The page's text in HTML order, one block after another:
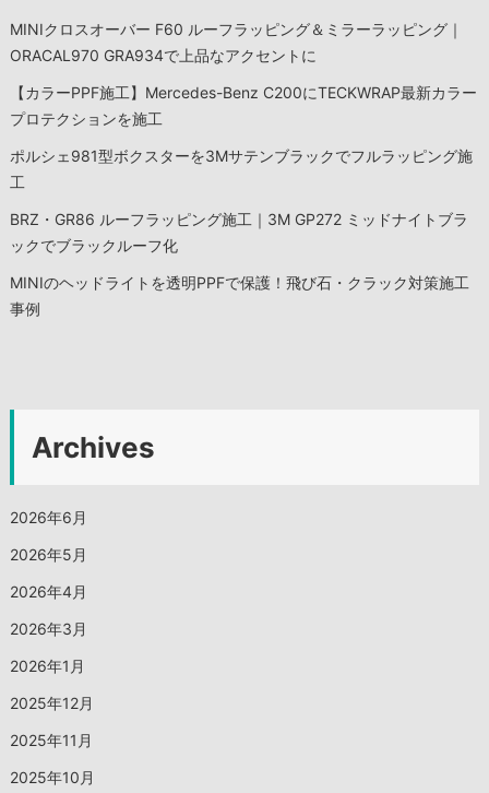
MINIクロスオーバー F60 ルーフラッピング＆ミラーラッピング｜
ORACAL970 GRA934で上品なアクセントに
【カラーPPF施工】Mercedes-Benz C200にTECKWRAP最新カラー
プロテクションを施工
ポルシェ981型ボクスターを3Mサテンブラックでフルラッピング施
工
BRZ・GR86 ルーフラッピング施工｜3M GP272 ミッドナイトブラ
ックでブラックルーフ化
MINIのヘッドライトを透明PPFで保護！飛び石・クラック対策施工
事例
Archives
2026年6月
2026年5月
2026年4月
2026年3月
2026年1月
2025年12月
2025年11月
2025年10月